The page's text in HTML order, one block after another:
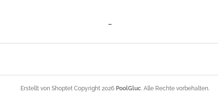
–
Erstellt von Shoptet Copyright 2026 PoolGluc. Alle Rechte vorbehalten.